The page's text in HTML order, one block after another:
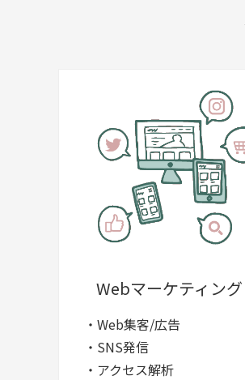
Webマーケティング
・Web集客/広告
・SNS発信
・アクセス解析